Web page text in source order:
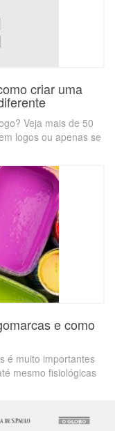
criar uma
Veja mais de 50
logos ou apenas se
e como
é muito importantes
mesmo fisiológicas